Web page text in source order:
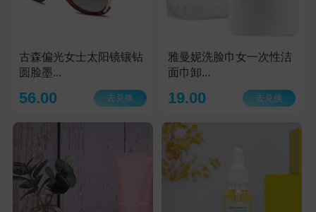
古森偏光女士太阳镜镶钻
圆脸墨...
56.00 去兑换
雅曼妮洗脸巾女一次性洁
面巾卸...
19.00 去兑换